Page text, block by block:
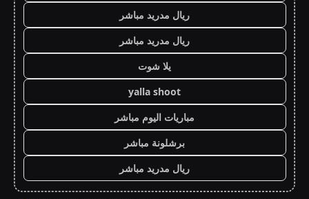
ريال مدريد مباشر
ريال مدريد مباشر
يلا شوت
yalla shoot
مباريات اليوم مباشر
برشلونة مباشر
ريال مدريد مباشر